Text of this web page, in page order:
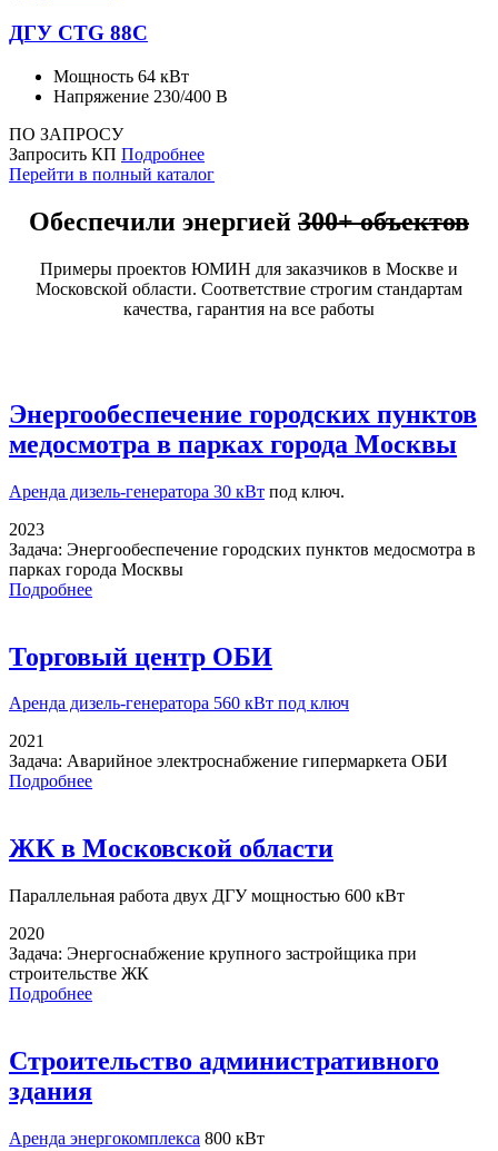
ДГУ CTG 88C
Мощность 64 кВт
Напряжение 230/400 В
ПО ЗАПРОСУ
Запросить КП Подробнее
Перейти в полный каталог
Обеспечили энергией 300+ объектов
Примеры проектов ЮМИН для заказчиков в Москве и
Московской области. Соответствие строгим стандартам
качества, гарантия на все работы
Энергообеспечение городских пунктов
медосмотра в парках города Москвы
Аренда дизель-генератора 30 кВт под ключ.
2023
Задача: Энергообеспечение городских пунктов медосмотра в
парках города Москвы
Подробнее
Торговый центр ОБИ
Аренда дизель-генератора 560 кВт под ключ
2021
Задача: Аварийное электроснабжение гипермаркета ОБИ
Подробнее
ЖК в Московской области
Параллельная работа двух ДГУ мощностью 600 кВт
2020
Задача: Энергоснабжение крупного застройщика при
строительстве ЖК
Подробнее
Строительство административного
здания
Аренда энергокомплекса 800 кВт